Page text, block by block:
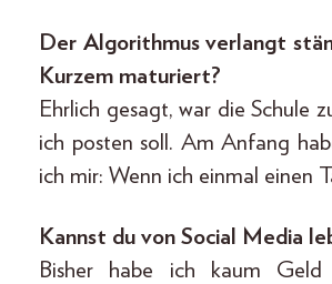
Der Algorithmus verlangt
Kurzem maturiert?
Ehrlich gesagt, war die Schule
ich posten soll. Am Anfang
ich mir: Wenn ich einmal einen
Kannst du von Social Media
Bisher habe ich kaum